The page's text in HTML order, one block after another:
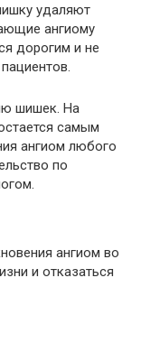
удаляют
ангиому
дорогим и не
шишек. На
самым
ангиом любого
по
ангиом во
и отказаться